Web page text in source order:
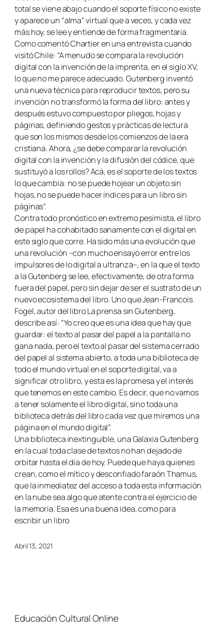
total se viene abajo cuando el soporte físico no existe
y aparece un “alma” virtual que a veces, y cada vez
más hoy, se lee y entiende de forma fragmentaria.
Como comentó Chartier en una entrevista cuando
visitó Chile: “A menudo se compara la revolución
digital con la invención de la imprenta, en el siglo XV,
lo que no me parece adecuado. Gutenberg inventó
una nueva técnica para reproducir textos, pero su
invención no transformó la forma del libro: antes y
después estuvo compuesto por pliegos, hojas y
páginas, definiendo gestos y prácticas de lectura
que son los mismos desde los comienzos de la era
cristiana. Ahora, ¿se debe comparar la revolución
digital con la invención y la difusión del códice, que
sustituyó a los rollos? Acá, es el soporte de los textos
lo que cambia: no se puede hojear un objeto sin
hojas, no se puede hacer índices para un libro sin
páginas”.
Contra todo pronóstico en extremo pesimista, el libro
de papel ha cohabitado sanamente con el digital en
este siglo que corre. Ha sido más una evolución que
una revolución –con mucho ensayo error entre los
impulsores de lo digital a ultranza–, en la que el texto
a la Gutenberg se lee, efectivamente, de otra forma
fuera del papel, pero sin dejar de ser el sustrato de un
nuevo ecosistema del libro. Uno que Jean-Francois
Fogel, autor del libro La prensa sin Gutenberg,
describe así: “Yo creo que es una idea que hay que
guardar: el texto al pasar del papel a la pantalla no
gana nada, pero el texto al pasar del sistema cerrado
del papel al sistema abierto, a toda una biblioteca de
todo el mundo virtual en el soporte digital, va a
significar otro libro, y esta es la promesa y el interés
que tenemos en este cambio. Es decir, que no vamos
a tener solamente el libro digital, sino toda una
biblioteca detrás del libro cada vez que miremos una
página en el mundo digital”.
Una biblioteca inextinguible, una Galaxia Gutenberg
en la cual toda clase de textos no han dejado de
orbitar hasta el día de hoy. Puede que haya quienes
crean, como el mítico y desconfiado faraón Thamus,
que la inmediatez del acceso a toda esta información
en la nube sea algo que atente contra el ejercicio de
la memoria. Esa es una buena idea, como para
escribir un libro
Abril 13, 2021
Educación Cultural Online